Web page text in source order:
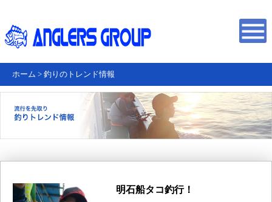
ホーム > 釣りのトレンド情報
明石船タコ釣行！